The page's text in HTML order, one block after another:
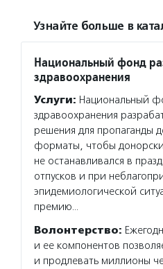
Узнайте больше в
Национальный фонд
здравоохранения
Услуги: Национальный
здравоохранения
решения для пропаганды
форматы, чтобы
не останавливался в
отпусков и при
эпидемиологической
премию…
Волонтерство:
и ее компонентов
и продлевать миллионы